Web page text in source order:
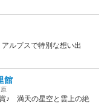
ルプスで特別な想い出
館
♪ 満天の星空と雲上の絶